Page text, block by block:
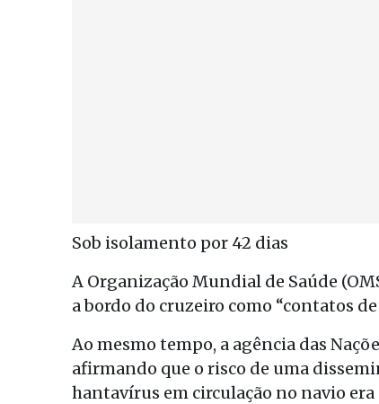
Sob isolamento por 42 dias
A Organização Mundial de Saúde
a bordo do cruzeiro como “contatos
Ao mesmo tempo, a agência das
afirmando que o risco de uma
hantavírus em circulação no navio era